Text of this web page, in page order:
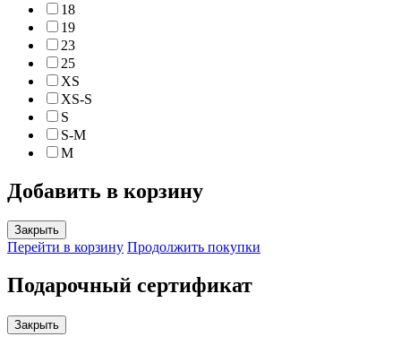
18
19
23
25
XS
XS-S
S
S-M
M
Добавить в корзину
Закрыть
Перейти в корзину Продолжить покупки
Подарочный сертификат
Закрыть